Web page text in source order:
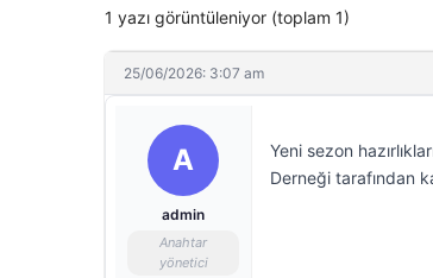
1 yazı görüntüleniyor (toplam 1)
25/06/2026: 3:07 am
A
admin
Anahtar
yönetici
Yeni sezon
Derneği tarafından